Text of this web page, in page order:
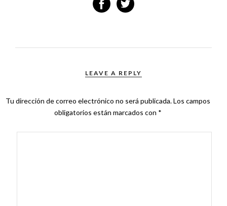
LEAVE A REPLY
Tu dirección de correo electrónico no será publicada.Los campos
obligatorios están marcados con *